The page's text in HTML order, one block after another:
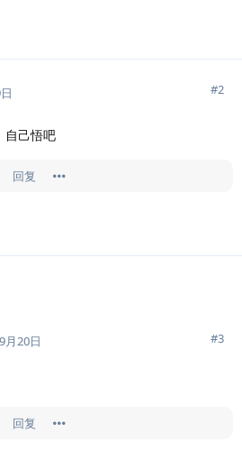
#2
自己悟吧
回复
月20日 #3
回复